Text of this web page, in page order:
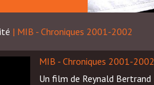
| MIB - Chroniques 2001-2002
MIB - Chroniques 2001-2002
Un film de Reynald Bertrand